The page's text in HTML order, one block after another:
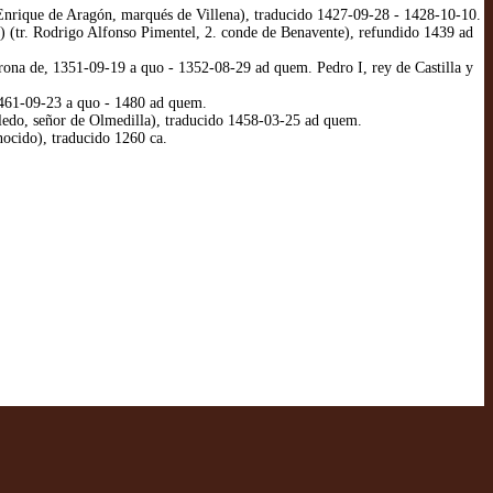
de Aragón, marqués de Villena), traducido 1427-09-28 - 1428-10-10.
Rodrigo Alfonso Pimentel, 2. conde de Benavente), refundido 1439 ad
de, 1351-09-19 a quo - 1352-08-29 ad quem. Pedro I, rey de Castilla y
09-23 a quo - 1480 ad quem.
señor de Olmedilla), traducido 1458-03-25 ad quem.
traducido 1260 ca.